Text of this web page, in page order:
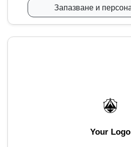
Запазване и
Your Logo